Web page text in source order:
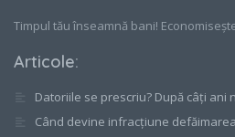
Timpul tău înseamnă bani!
Articole:
Datoriile se prescriu? După câți ani
Când devine infracțiune